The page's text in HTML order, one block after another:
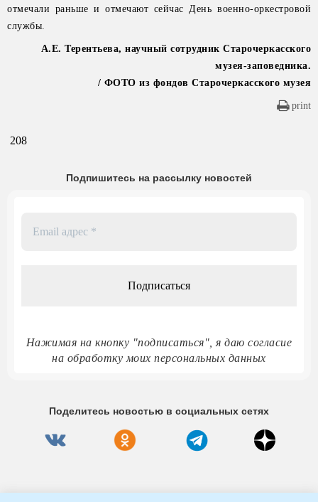
отмечали раньше и отмечают сейчас День военно-оркестровой
службы.
А.Е. Терентьева, научный сотрудник Старочеркасского
музея-заповедника.
/ ФОТО из фондов Старочеркасского музея
print
208
Подпишитесь на рассылку новостей
Нажимая на кнопку "подписаться", я даю согласие
на обработку моих персональных данных
Поделитесь новостью в социальных сетях